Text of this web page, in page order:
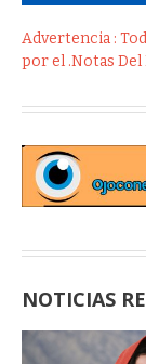
Advertencia :
por el .Notas
NOTICIAS